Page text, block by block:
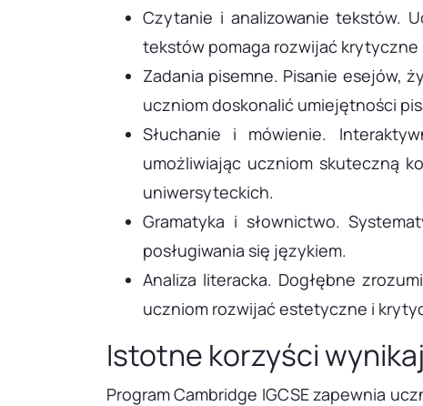
Czytanie i analizowanie tekstów.
tekstów pomaga rozwijać
Zadania pisemne. Pisanie esejów,
uczniom doskonalić umiejętności
Słuchanie i mówienie.
umożliwiając uczniom skuteczną
uniwersyteckich.
Gramatyka i słownictwo.
posługiwania się językiem.
Analiza literacka. Dogłębne
uczniom rozwijać estetyczne i
Istotne korzyści
Program Cambridge IGCSE zapewnia